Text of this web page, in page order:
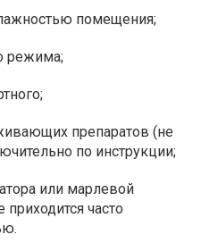
помещения;
режима;
препаратов (не
по инструкции;
или марлевой
приходится часто